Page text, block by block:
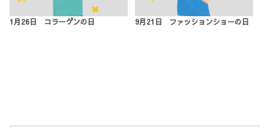
1月26日 コラーゲンの日 9月21日 ファッションショーの日